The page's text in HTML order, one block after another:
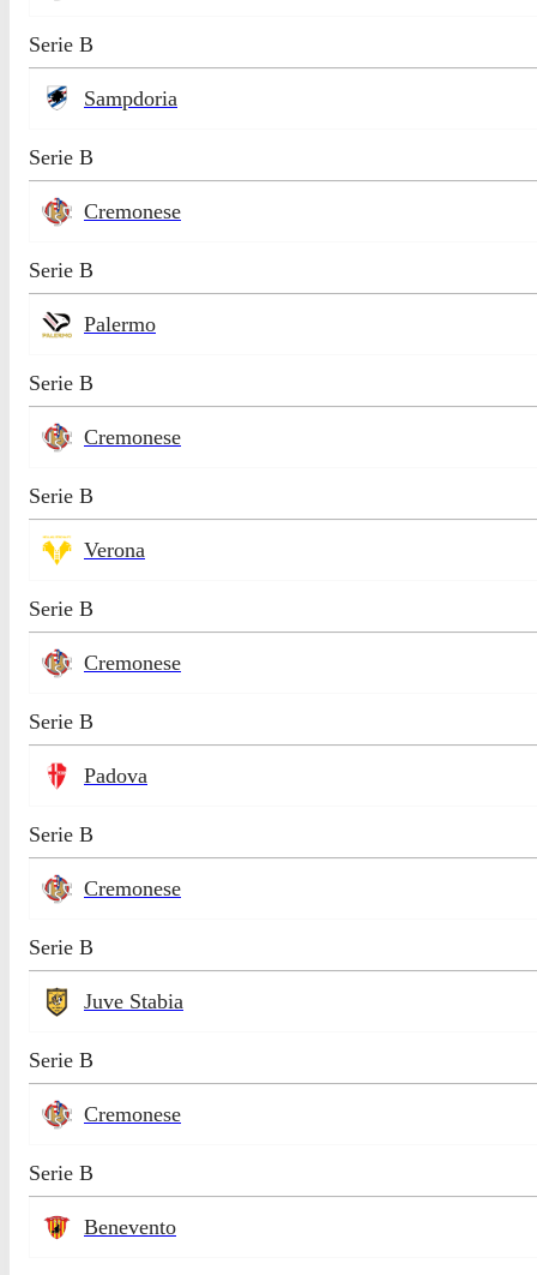
Serie B
Sampdoria
Serie B
Cremonese
Serie B
Palermo
Serie B
Cremonese
Serie B
Verona
Serie B
Cremonese
Serie B
Padova
Serie B
Cremonese
Serie B
Juve Stabia
Serie B
Cremonese
Serie B
Benevento